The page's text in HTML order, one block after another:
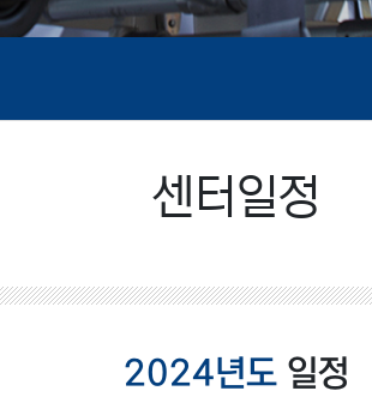
센터일정
2024년도 일정